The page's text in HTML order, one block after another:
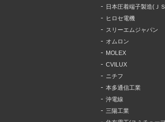
日本圧着端子製造(Ｊ
ヒロセ電機
スリーエムジャパン
オムロン
MOLEX
CVILUX
ニチフ
本多通信工業
沖電線
三陽工業